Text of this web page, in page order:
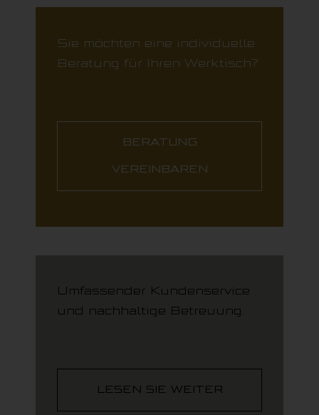
Sie möchten eine individuelle
Beratung für Ihren Werktisch?
BERATUNG
VEREINBAREN
Umfassender Kundenservice
und nachhaltige Betreuung.
LESEN SIE WEITER